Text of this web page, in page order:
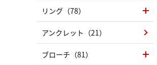
リング（78）
アンクレット（21）
ブローチ（81）